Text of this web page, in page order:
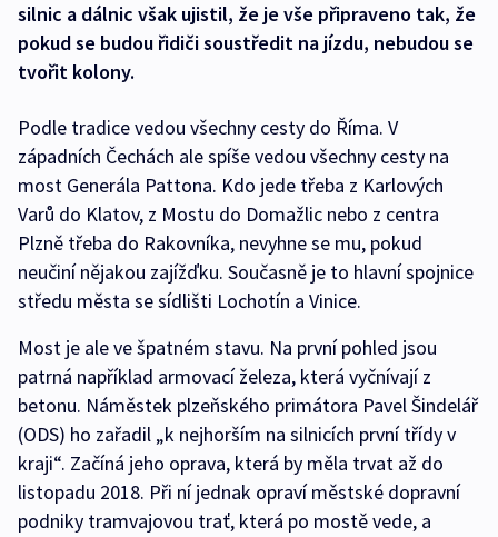
silnic a dálnic však ujistil, že je vše připraveno tak, že
pokud se budou řidiči soustředit na jízdu, nebudou se
tvořit kolony.
Podle tradice vedou všechny cesty do Říma. V
západních Čechách ale spíše vedou všechny cesty na
most Generála Pattona. Kdo jede třeba z Karlových
Varů do Klatov, z Mostu do Domažlic nebo z centra
Plzně třeba do Rakovníka, nevyhne se mu, pokud
neučiní nějakou zajížďku. Současně je to hlavní spojnice
středu města se sídlišti Lochotín a Vinice.
Most je ale ve špatném stavu. Na první pohled jsou
patrná například armovací železa, která vyčnívají z
betonu. Náměstek plzeňského primátora Pavel Šindelář
(ODS) ho zařadil „k nejhorším na silnicích první třídy v
kraji“. Začíná jeho oprava, která by měla trvat až do
listopadu 2018. Při ní jednak opraví městské dopravní
podniky tramvajovou trať, která po mostě vede, a